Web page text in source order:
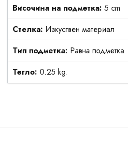
Височина на подметка: 5 cm
Стелка: Изкуствен материал
Тип подметка: Равна подметка
Тегло: 0.25 kg.